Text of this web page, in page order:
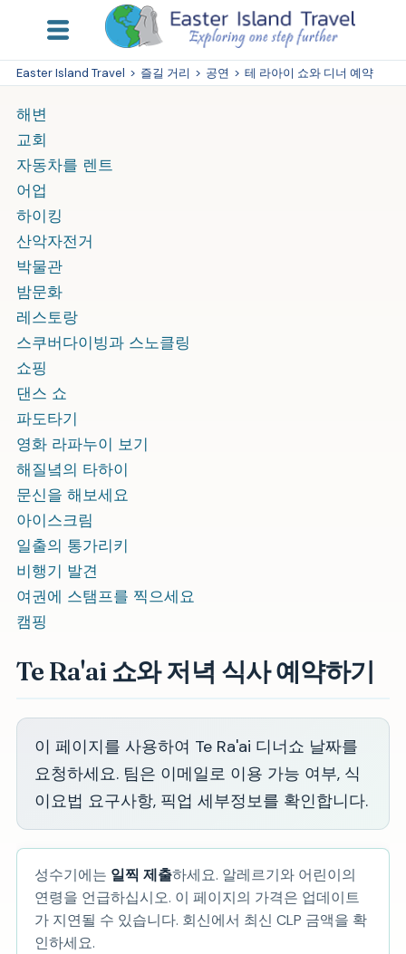
Easter Island Travel > 즐길 거리 > 공연 > 테 라아이 쇼와 디너 예약
해변
교회
자동차를 렌트
어업
하이킹
산악자전거
박물관
밤문화
레스토랑
스쿠버다이빙과 스노클링
쇼핑
댄스 쇼
파도타기
영화 라파누이 보기
해질녘의 타하이
문신을 해보세요
아이스크림
일출의 통가리키
비행기 발견
여권에 스탬프를 찍으세요
캠핑
Te Ra'ai 쇼와 저녁 식사 예약하기
이 페이지를 사용하여 Te Ra'ai 디너쇼 날짜를
요청하세요. 팀은 이메일로 이용 가능 여부, 식
이요법 요구사항, 픽업 세부정보를 확인합니다.
성수기에는 일찍 제출하세요. 알레르기와 어린이의
연령을 언급하십시오. 이 페이지의 가격은 업데이트
가 지연될 수 있습니다. 회신에서 최신 CLP 금액을 확
인하세요.